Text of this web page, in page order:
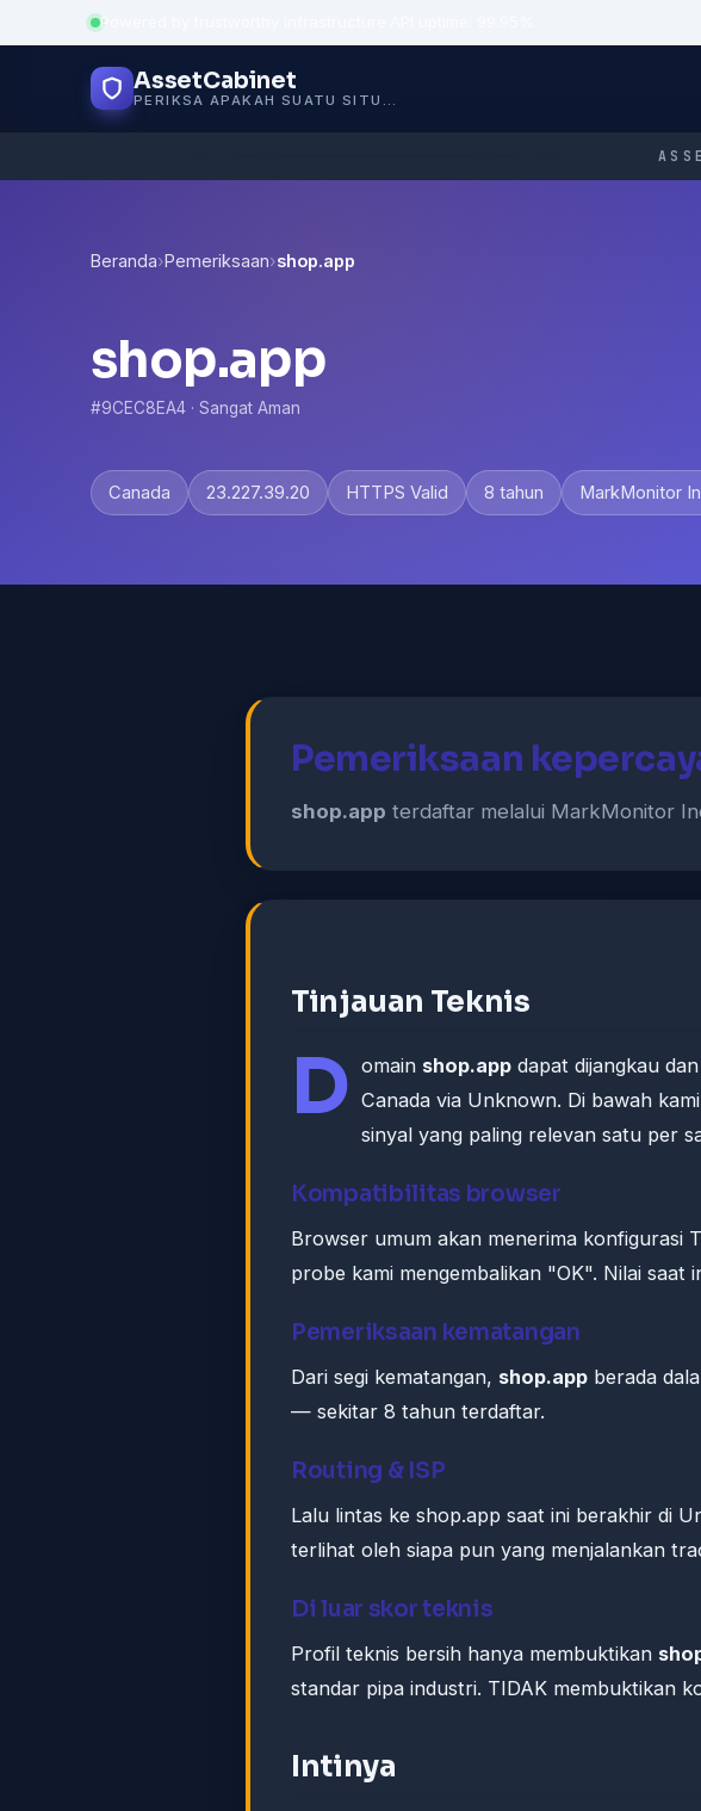
Powered by trustworthy infrastructure
AssetCabinet
PERIKSA APAKAH SUATU SITUS AMAN
Beranda›Pemeriksaan›shop.app
shop.app
#9CEC8EA4 · Sangat Aman
Canada 23.227.39.20 HTTPS Valid 8 tahun MarkMonitor
Pemeriksaan
shop.app terdaftar melalui MarkMonitor
Tinjauan Teknis
D omain shop.app dapat dijangkau
Canada via Unknown. Di bawah
sinyal yang paling relevan satu per
Kompatibilitas browser
Browser umum akan menerima konfigurasi
probe kami mengembalikan "OK". Nilai saat
Pemeriksaan kematangan
Dari segi kematangan, shop.app berada
— sekitar 8 tahun terdaftar.
Routing & ISP
Lalu lintas ke shop.app saat ini berakhir di
terlihat oleh siapa pun yang menjalankan
Di luar skor teknis
Profil teknis bersih hanya membuktikan
standar pipa industri. TIDAK membuktikan
Intinya